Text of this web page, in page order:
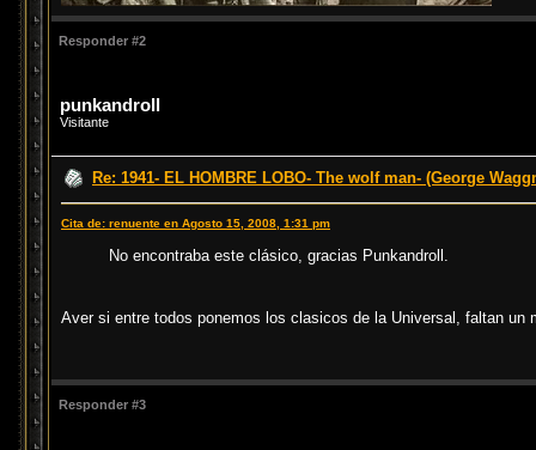
Responder #2
punkandroll
Visitante
Re: 1941- EL HOMBRE LOBO- The wolf man- (George
Cita de: renuente en Agosto 15, 2008, 1:31 pm
No encontraba este clásico, gracias Punkandroll.
Aver si entre todos ponemos los clasicos de la Universal, faltan un
Responder #3